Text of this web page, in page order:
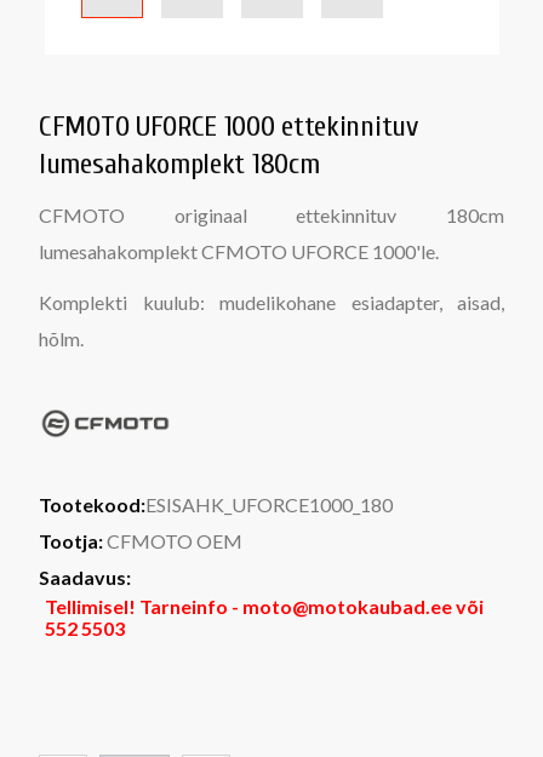
CFMOTO UFORCE 1000 ettekinnituv
lumesahakomplekt 180cm
CFMOTO originaal ettekinnituv 180cm
lumesahakomplekt CFMOTO UFORCE 1000'le.
Komplekti kuulub: mudelikohane esiadapter, aisad,
hõlm.
Tootekood:ESISAHK_UFORCE1000_180
Tootja:CFMOTO OEM
Saadavus:
Tellimisel! Tarneinfo - moto@motokaubad.ee või
552 5503